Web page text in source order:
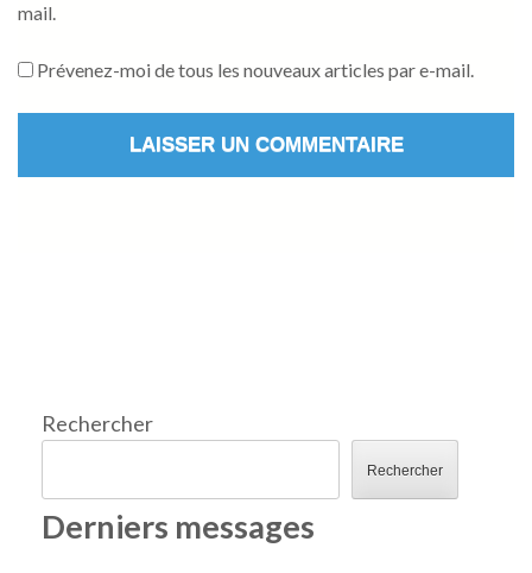
mail.
Prévenez-moi de tous les nouveaux articles par e-mail.
Rechercher
Rechercher
Derniers messages